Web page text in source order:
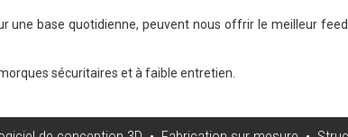
une base quotidienne, peuvent nous offrir le meilleur
sécuritaires et à faible entretien.